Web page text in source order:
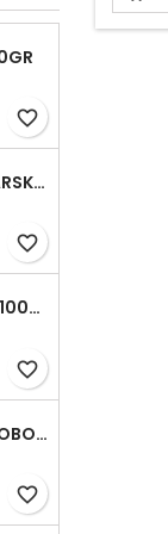
favorite_border
TOMATILLOS FÄRSKA 1HG
favorite_border
GUAJILLO CHILI 100GR
favorite_border
CHIPOTLE IN ADOBO LA COSTENA 220GR
favorite_border
vad